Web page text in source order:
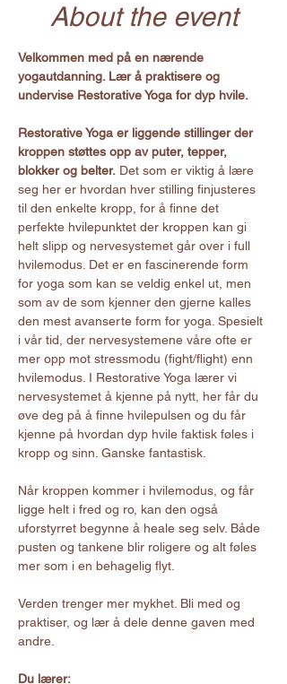
About the event
Velkommen med på en nærende
yogautdanning. Lær å praktisere og
undervise Restorative Yoga for dyp hvile.
Restorative Yoga er liggende stillinger der
kroppen støttes opp av puter, tepper,
blokker og belter. Det som er viktig å lære
seg her er hvordan hver stilling finjusteres
til den enkelte kropp, for å finne det
perfekte hvilepunktet der kroppen kan gi
helt slipp og nervesystemet går over i full
hvilemodus. Det er en fascinerende form
for yoga som kan se veldig enkel ut, men
som av de som kjenner den gjerne kalles
den mest avanserte form for yoga. Spesielt
i vår tid, der nervesystemene våre ofte er
mer opp mot stressmodu (fight/flight) enn
hvilemodus. I Restorative Yoga lærer vi
nervesystemet å kjenne på nytt, her får du
øve deg på å finne hvilepulsen og du får
kjenne på hvordan dyp hvile faktisk føles i
kropp og sinn. Ganske fantastisk.
Når kroppen kommer i hvilemodus, og får
ligge helt i fred og ro, kan den også
uforstyrret begynne å heale seg selv. Både
pusten og tankene blir roligere og alt føles
mer som i en behagelig flyt.
Verden trenger mer mykhet. Bli med og
praktiser, og lær å dele denne gaven med
andre.
Du lærer: